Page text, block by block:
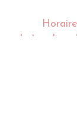
du Lundi au